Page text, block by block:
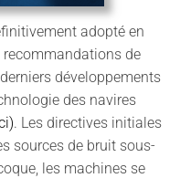
adopté en
de
développements
des navires
. Les directives initiales
sources de bruit sous-
les machines se